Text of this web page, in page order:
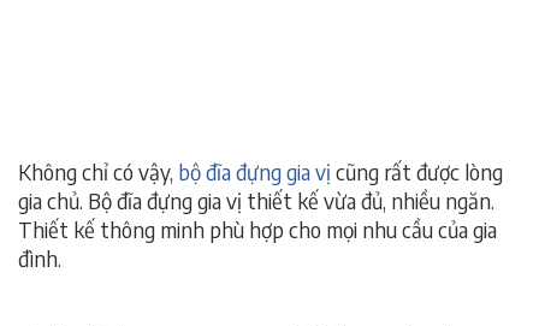
Không chỉ có vậy, bộ đĩa đựng gia vị cũng rất được lòng
gia chủ. Bộ đĩa đựng gia vị thiết kế vừa đủ, nhiều ngăn.
Thiết kế thông minh phù hợp cho mọi nhu cầu của gia
đình.